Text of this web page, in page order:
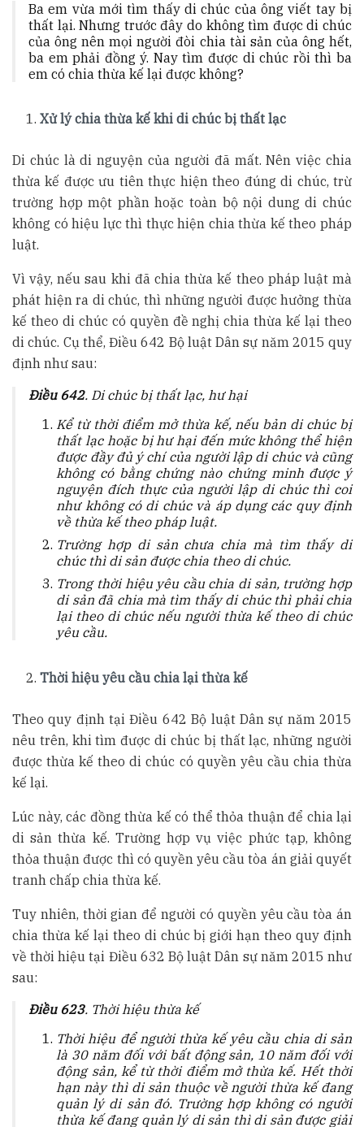
Ba em vừa mới tìm thấy di chúc của ông viết tay bị
thất lại. Nhưng trước đây do không tìm được di chúc
của ông nên mọi người đòi chia tài sản của ông hết,
ba em phải đồng ý. Nay tìm được di chúc rồi thì ba
em có chia thừa kế lại được không?
Xử lý chia thừa kế khi di chúc bị thất lạc
Di chúc là di nguyện của người đã mất. Nên việc chia
thừa kế được ưu tiên thực hiện theo đúng di chúc, trừ
trường hợp một phần hoặc toàn bộ nội dung di chúc
không có hiệu lực thì thực hiện chia thừa kế theo pháp
luật.
Vì vậy, nếu sau khi đã chia thừa kế theo pháp luật mà
phát hiện ra di chúc, thì những người được hưởng thừa
kế theo di chúc có quyền đề nghị chia thừa kế lại theo
di chúc. Cụ thể, Điều 642 Bộ luật Dân sự năm 2015 quy
định như sau:
Điều 642. Di chúc bị thất lạc, hư hại
Kể từ thời điểm mở thừa kế, nếu bản di chúc bị
thất lạc hoặc bị hư hại đến mức không thể hiện
được đầy đủ ý chí của người lập di chúc và cũng
không có bằng chứng nào chứng minh được ý
nguyện đích thực của người lập di chúc thì coi
như không có di chúc và áp dụng các quy định
về thừa kế theo pháp luật.
Trường hợp di sản chưa chia mà tìm thấy di
chúc thì di sản được chia theo di chúc.
Trong thời hiệu yêu cầu chia di sản, trường hợp
di sản đã chia mà tìm thấy di chúc thì phải chia
lại theo di chúc nếu người thừa kế theo di chúc
yêu cầu.
Thời hiệu yêu cầu chia lại thừa kế
Theo quy định tại Điều 642 Bộ luật Dân sự năm 2015
nêu trên, khi tìm được di chúc bị thất lạc, những người
được thừa kế theo di chúc có quyền yêu cầu chia thừa
kế lại.
Lúc này, các đồng thừa kế có thể thỏa thuận để chia lại
di sản thừa kế. Trường hợp vụ việc phức tạp, không
thỏa thuận được thì có quyền yêu cầu tòa án giải quyết
tranh chấp chia thừa kế.
Tuy nhiên, thời gian để người có quyền yêu cầu tòa án
chia thừa kế lại theo di chúc bị giới hạn theo quy định
về thời hiệu tại Điều 632 Bộ luật Dân sự năm 2015 như
sau:
Điều 623. Thời hiệu thừa kế
Thời hiệu để người thừa kế yêu cầu chia di sản
là 30 năm đối với bất động sản, 10 năm đối với
động sản, kể từ thời điểm mở thừa kế. Hết thời
hạn này thì di sản thuộc về người thừa kế đang
quản lý di sản đó. Trường hợp không có người
thừa kế đang quản lý di sản thì di sản được giải